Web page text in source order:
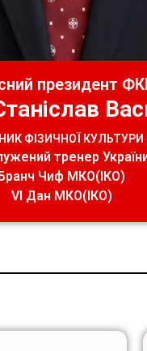
президент
ФІЗИЧНОЇ КУЛЬТУРИ
тренер
Бранч Чиф МКО(ІКО)
VI Дан МКО(ІКО)